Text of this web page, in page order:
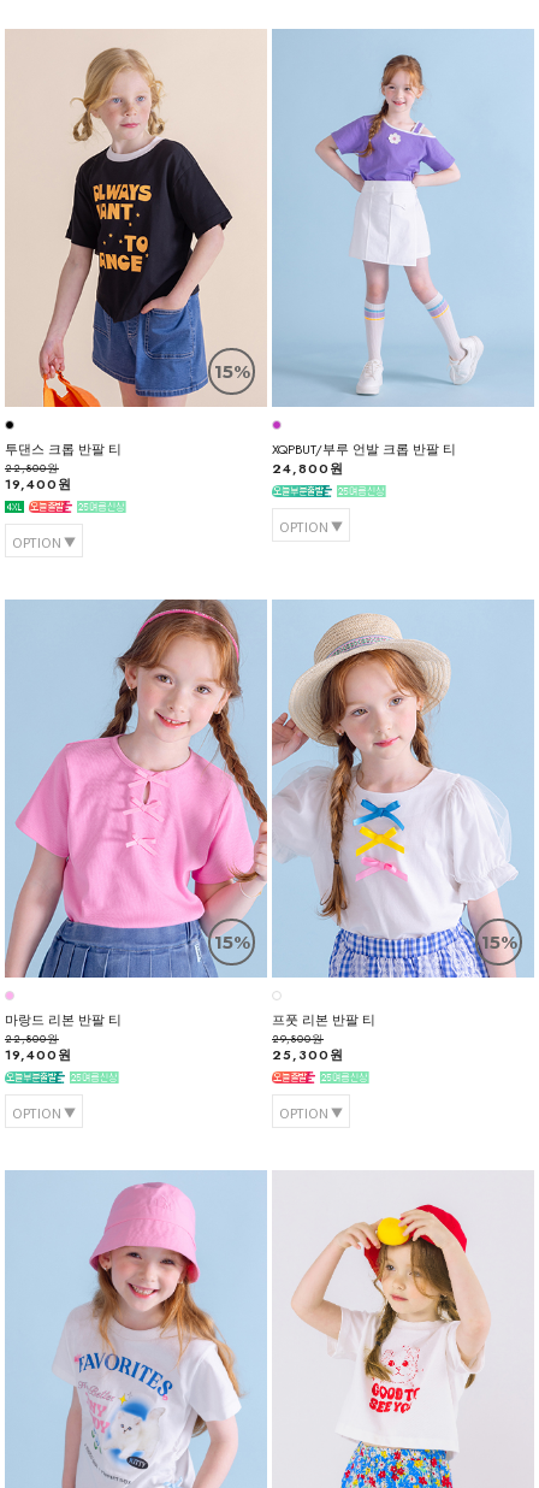
15%
투댄스 크롭 반팔 티
22,800원
19,400원
OPTION
XQPBUT/부루 언발 크롭 반팔 티
24,800원
OPTION
15%
마랑드 리본 반팔 티
22,800원
19,400원
OPTION
15%
프풋 리본 반팔 티
29,800원
25,300원
OPTION